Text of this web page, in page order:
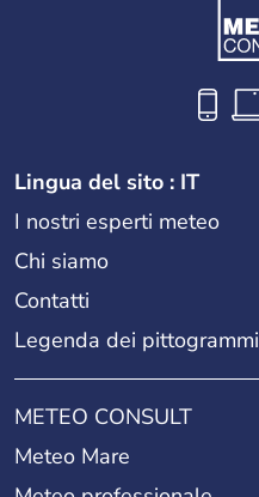
Lingua del sito : IT
I nostri esperti meteo
Chi siamo
Contatti
Legenda dei pittogrammi
METEO CONSULT
Meteo Mare